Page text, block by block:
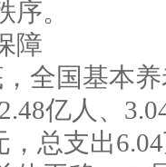
序。
障
国基本养
亿人、
，总支出